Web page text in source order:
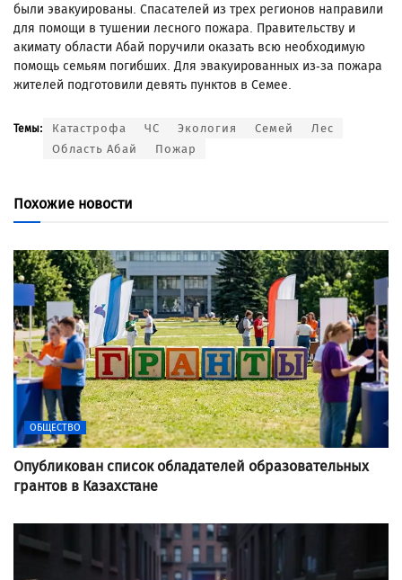
были эвакуированы. Спасателей из трех регионов направили
для помощи в тушении лесного пожара. Правительству и
акимату области Абай поручили оказать всю необходимую
помощь семьям погибших. Для эвакуированных из-за пожара
жителей подготовили девять пунктов в Семее.
Темы: Катастрофа ЧС Экология Семей
Лес
Область Абай
Пожар
Похожие новости
ОБЩЕСТВО
Опубликован список обладателей образовательных
грантов в Казахстане